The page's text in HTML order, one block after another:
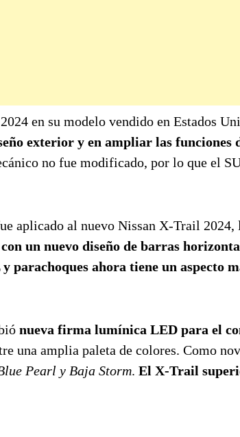
en su modelo vendido en Estados
exterior y en ampliar las funciones
no fue modificado, por lo que el
aplicado al nuevo Nissan X-Trail
un nuevo diseño de barras
parachoques ahora tiene un aspecto
nueva firma lumínica LED para el
una amplia paleta de colores. Como
Pearl y Baja Storm. El X-Trail